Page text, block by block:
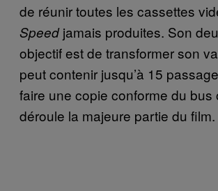
de réunir toutes les cassettes
Speedjamais produites. Son
objectif est de transformer son
peut contenir jusqu’à 15
faire une copie conforme du bus
déroule la majeure partie du film.